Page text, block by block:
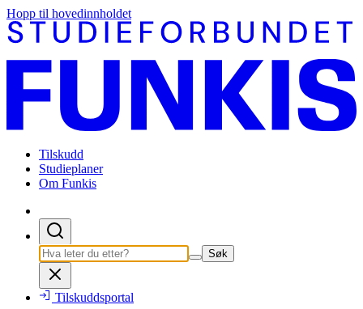
Hopp til hovedinnholdet
Tilskudd
Studieplaner
Om Funkis
Søk
Tilskuddsportal